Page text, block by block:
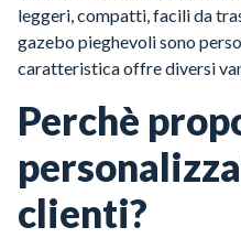
leggeri, compatti, facili da
gazebo pieghevoli sono
caratteristica offre diversi
Perchè
clienti?